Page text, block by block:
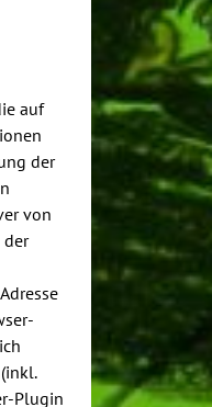
auf
der
von
der
Plugin